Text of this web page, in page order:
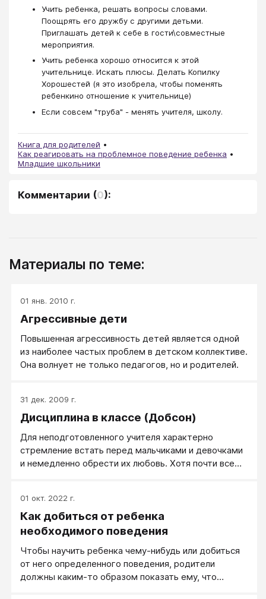
Учить ребенка, решать вопросы словами.
Поощрять его дружбу с другими детьми.
Приглашать детей к себе в гости\совместные
мероприятия.
Учить ребенка хорошо относится к этой
учительнице. Искать плюсы. Делать Копилку
Хорошестей (я это изобрела, чтобы поменять
ребенкино отношение к учительнице)
Если совсем "труба" - менять учителя, школу.
Книга для родителей
Как реагировать на проблемное поведение ребенка
Младшие школьники
Комментарии (0):
Материалы по теме:
01 янв. 2010 г.
Агрессивные дети
Повышенная агрессивность детей является одной
из наиболее частых проблем в детском коллективе.
Она волнует не только педагогов, но и родителей.
31 дек. 2009 г.
Дисциплина в классе (Добсон)
​​Для неподготовленного учителя характерно
стремление встать перед мальчиками и девочками
и немедленно обрести их любовь. Хотя почти все
того, как к ним относятся дети. В первый день
нового учебного года в сентябре новая учительница
мисс Пич проводит с учениками небольшую беседу,
следующем...
01 окт. 2022 г.
Как добиться от ребенка
необходимого поведения
Чтобы научить ребенка чему-нибудь или добиться
от него определенного поведения, родители
должны каким-то образом показать ему, что